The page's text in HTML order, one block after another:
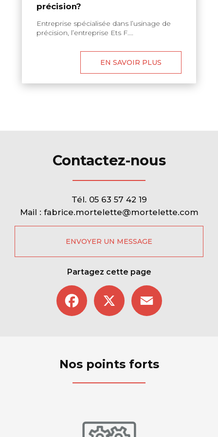
précision?
Entreprise spécialisée dans l’usinage de
précision, l’entreprise Ets F....
EN SAVOIR PLUS
Contactez-nous
Tél. 05 63 57 42 19
Mail : fabrice.mortelette@mortelette.com
ENVOYER UN MESSAGE
Partagez cette page
Facebook
Nos points forts